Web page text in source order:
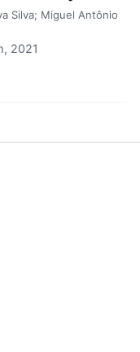
Silva; Miguel Antônio
2021